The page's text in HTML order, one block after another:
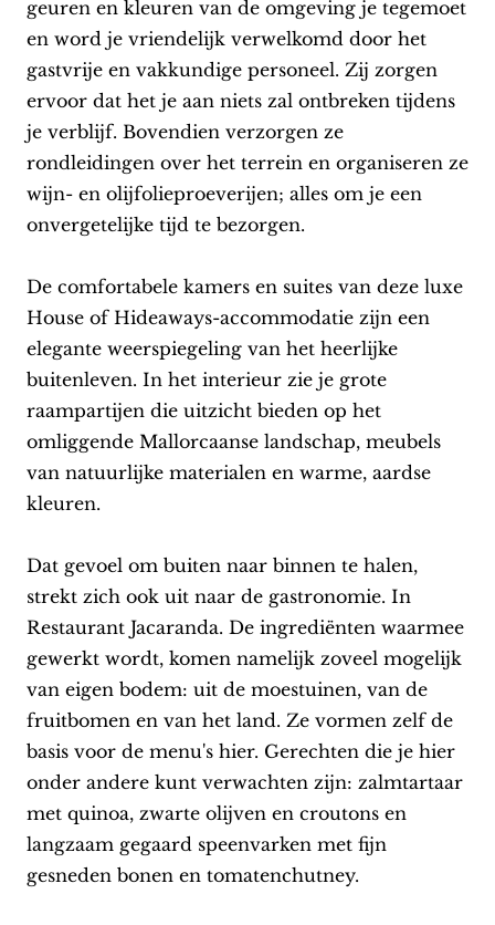
geuren en kleuren van de omgeving je tegemoet
en word je vriendelijk verwelkomd door het
gastvrije en vakkundige personeel. Zij zorgen
ervoor dat het je aan niets zal ontbreken tijdens
je verblijf. Bovendien verzorgen ze
rondleidingen over het terrein en organiseren ze
wijn- en olijfolieproeverijen; alles om je een
onvergetelijke tijd te bezorgen.
De comfortabele kamers en suites van deze luxe
House of Hideaways-accommodatie zijn een
elegante weerspiegeling van het heerlijke
buitenleven. In het interieur zie je grote
raampartijen die uitzicht bieden op het
omliggende Mallorcaanse landschap, meubels
van natuurlijke materialen en warme, aardse
kleuren.
Dat gevoel om buiten naar binnen te halen,
strekt zich ook uit naar de gastronomie. In
Restaurant Jacaranda. De ingrediënten waarmee
gewerkt wordt, komen namelijk zoveel mogelijk
van eigen bodem: uit de moestuinen, van de
fruitbomen en van het land. Ze vormen zelf de
basis voor de menu's hier. Gerechten die je hier
onder andere kunt verwachten zijn: zalmtartaar
met quinoa, zwarte olijven en croutons en
langzaam gegaard speenvarken met fijn
gesneden bonen en tomatenchutney.